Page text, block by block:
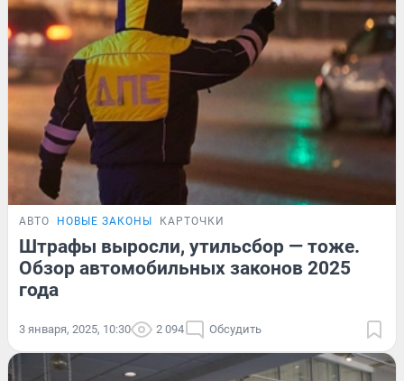
АВТО НОВЫЕ ЗАКОНЫ КАРТОЧКИ
Штрафы выросли, утильсбор — тоже.
Обзор автомобильных законов 2025
года
3 января, 2025, 10:30 2 094 Обсудить